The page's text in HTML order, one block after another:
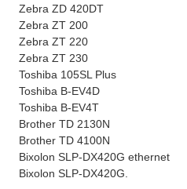
Zebra ZD 420DT
Zebra ZT 200
Zebra ZT 220
Zebra ZT 230
Toshiba 105SL Plus
Toshiba B-EV4D
Toshiba B-EV4T
Brother TD 2130N
Brother TD 4100N
Bixolon SLP-DX420G ethernet
Bixolon SLP-DX420G.